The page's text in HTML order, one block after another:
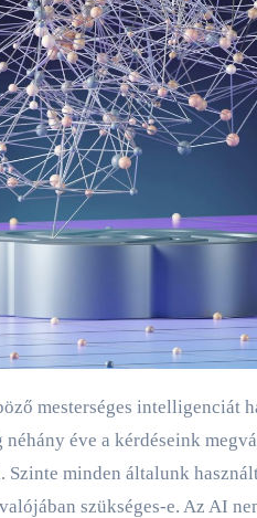
éve a kérdéseink
Szinte minden általunk
szükséges-e. Az AI